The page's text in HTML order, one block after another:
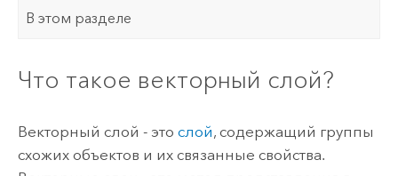
В этом разделе
Что такое векторный слой?
Векторный слой - это слой, содержащий группы
схожих объектов и их связанные свойства.